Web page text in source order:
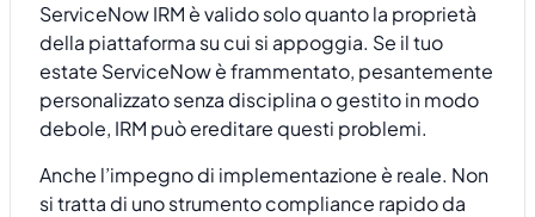
ServiceNow IRM è valido solo quanto la proprietà
della piattaforma su cui si appoggia. Se il tuo
estate ServiceNow è frammentato, pesantemente
personalizzato senza disciplina o gestito in modo
debole, IRM può ereditare questi problemi.
Anche l’impegno di implementazione è reale. Non
si tratta di uno strumento compliance rapido da